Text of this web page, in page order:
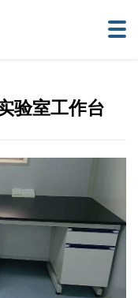
验室工作台